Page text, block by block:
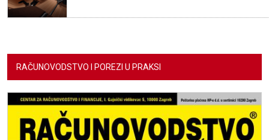
RAČUNOVODSTVO I POREZI U PRAKSI